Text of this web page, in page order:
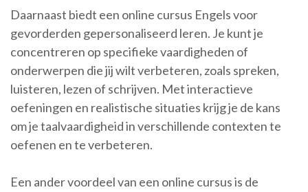
Daarnaast biedt een online cursus Engels voor
gevorderden gepersonaliseerd leren. Je kunt je
concentreren op specifieke vaardigheden of
onderwerpen die jij wilt verbeteren, zoals spreken,
luisteren, lezen of schrijven. Met interactieve
oefeningen en realistische situaties krijg je de kans
om je taalvaardigheid in verschillende contexten te
oefenen en te verbeteren.
Een ander voordeel van een online cursus is de